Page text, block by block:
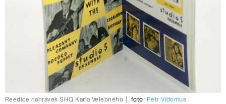
Reedice nahrávek SHQ Karla Velebného foto: Petr Vidomus